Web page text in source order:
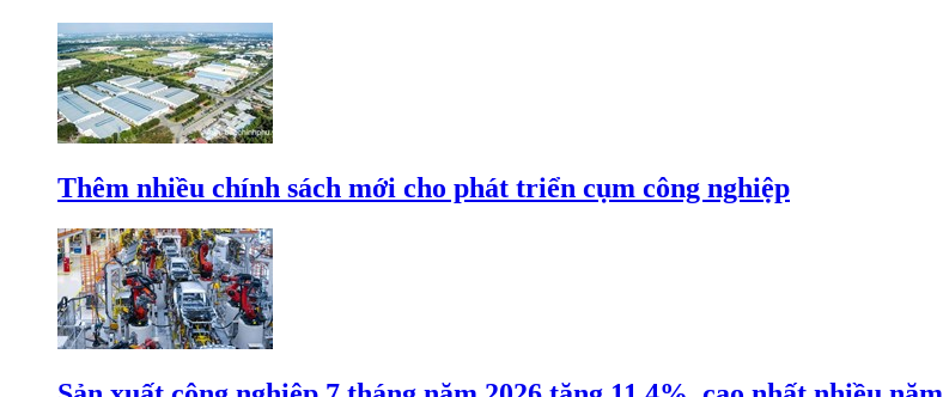
Thêm nhiều chính sách mới cho phát triển cụm công nghiệp